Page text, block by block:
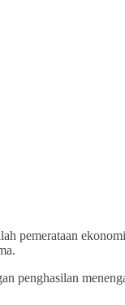
pemerataan
penghasilan